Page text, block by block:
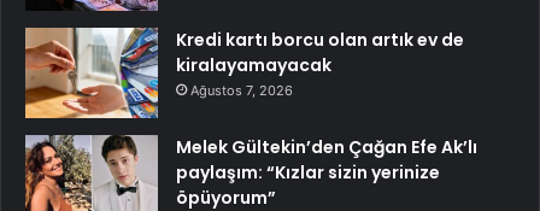
Kredi kartı borcu olan artık ev de
kiralayamayacak
Ağustos 7, 2026
Melek Gültekin’den Çağan Efe Ak’lı
paylaşım: “Kızlar sizin yerinize
öpüyorum”